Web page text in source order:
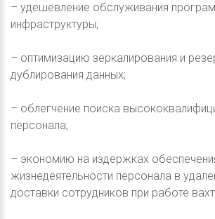
– удешевление обслуживания
инфраструктуры;
– оптимизацию зеркалирования и
дублирования данных;
– облегчение поиска
персонала;
– экономию на издержках
жизнедеятельности персонала в
доставки сотрудников при работе